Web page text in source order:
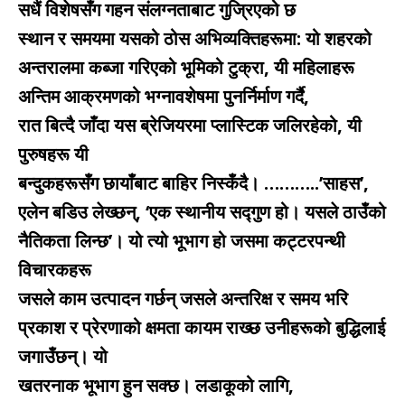
सधैं विशेषसँग गहन संलग्नताबाट गुज्रिएको छ
स्थान र समयमा यसको ठोस अभिव्यक्तिहरूमा: यो शहरको
अन्तरालमा कब्जा गरिएको भूमिको टुक्रा, यी महिलाहरू
अन्तिम आक्रमणको भग्नावशेषमा पुनर्निर्माण गर्दै,
रात बित्दै जाँदा यस ब्रेजियरमा प्लास्टिक जलिरहेको, यी
पुरुषहरू यी
बन्दुकहरूसँग छायाँबाट बाहिर निस्कँदै। ………..’साहस’,
एलेन बडिउ लेख्छन्, ‘एक स्थानीय सद्गुण हो। यसले ठाउँको
नैतिकता लिन्छ’। यो त्यो भूभाग हो जसमा कट्टरपन्थी
विचारकहरू
जसले काम उत्पादन गर्छन् जसले अन्तरिक्ष र समय भरि
प्रकाश र प्रेरणाको क्षमता कायम राख्छ उनीहरूको बुद्धिलाई
जगाउँछन्। यो
खतरनाक भूभाग हुन सक्छ। लडाकूको लागि,